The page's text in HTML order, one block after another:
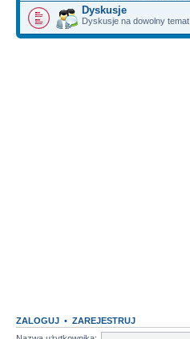
Dyskusje
Dyskusje na dowolny temat.
ZALOGUJ • ZAREJESTRUJ